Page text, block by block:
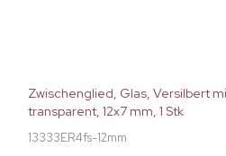
Zwischenglied, Glas, Versilbert
transparent, 12x7 mm, 1 Stk
13333ER4fs-12mm